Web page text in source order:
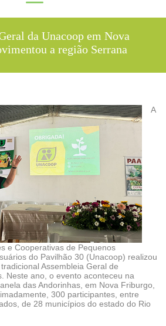
da Unacoop em Nova
a região Serrana
A
e Cooperativas de Pequenos
do Pavilhão 30 (Unacoop) realizou
Assembleia Geral de
Neste ano, o evento aconteceu na
das Andorinhas, em Nova Friburgo,
300 participantes, entre
de 28 municípios do estado do Rio